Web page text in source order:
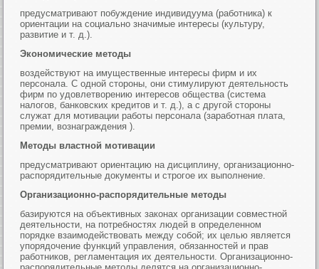
предусматривают побуждение индивидуума (работника) к
ориентации на социально значимые интересы (культуру,
развитие и т. д.).
Экономические методы
воздействуют на имущественные интересы фирм и их
персонала. С одной стороны, они стимулируют деятельность
фирм по удовлетворению интересов общества (система
налогов, банковских кредитов и т. д.), а с другой стороны
служат для мотивации работы персонала (заработная плата,
премии, вознаграждения ).
Методы властной мотивации
предусматривают ориентацию на дисциплину, организационно-
распорядительные документы и строгое их выполнение.
Организационно-распорядительные методы
базируются на объективных законах организации совместной
деятельности, на потребностях людей в определенном
порядке взаимодействовать между собой; их целью является
упорядочение функций управления, обязанностей и прав
работников, регламентация их деятельности. Организационно-